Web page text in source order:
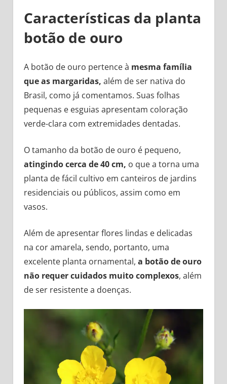
Características da planta
botão de ouro
A botão de ouro pertence à mesma família
que as margaridas, além de ser nativa do
Brasil, como já comentamos. Suas folhas
pequenas e esguias apresentam coloração
verde-clara com extremidades dentadas.
O tamanho da botão de ouro é pequeno,
atingindo cerca de 40 cm, o que a torna uma
planta de fácil cultivo em canteiros de jardins
residenciais ou públicos, assim como em
vasos.
Além de apresentar flores lindas e delicadas
na cor amarela, sendo, portanto, uma
excelente planta ornamental, a botão de ouro
não requer cuidados muito complexos, além
de ser resistente a doenças.